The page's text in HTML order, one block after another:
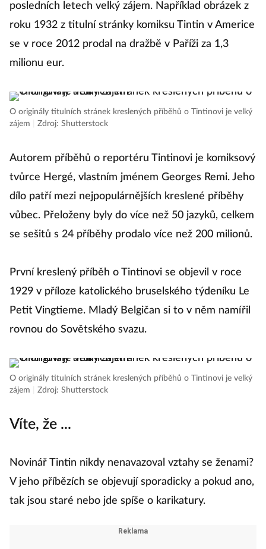
posledních letech velký zájem. Například obrázek z
roku 1932 z titulní stránky komiksu Tintin v Americe
se v roce 2012 prodal na dražbě v Paříži za 1,3
milionu eur.
O originály titulních stránek kreslených příběhů o Tintinovi je velký
zájem
Zdroj: Shutterstock
Autorem příběhů o reportéru Tintinovi je komiksový
tvůrce Hergé, vlastním jménem Georges Remi. Jeho
dílo patří mezi nejpopulárnějších kreslené příběhy
vůbec. Přeloženy byly do více než 50 jazyků, celkem
se sešitů s 24 příběhy prodalo více než 200 milionů.
První kreslený příběh o Tintinovi se objevil v roce
1929 v příloze katolického bruselského týdeníku Le
Petit Vingtieme. Mladý Belgičan si to v něm namířil
rovnou do Sovětského svazu.
O originály titulních stránek kreslených příběhů o Tintinovi je velký
zájem
Zdroj: Shutterstock
Víte, že ...
Novinář Tintin nikdy nenavazoval vztahy se ženami?
V jeho příbězích se objevují sporadicky a pokud ano,
tak jsou staré nebo jde spíše o karikatury.